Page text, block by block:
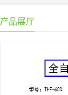
产品展厅